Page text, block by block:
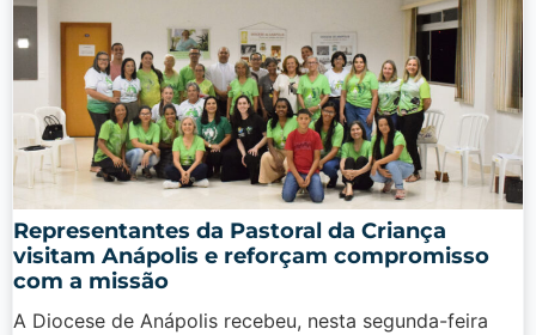
Representantes da Pastoral da Criança
visitam Anápolis e reforçam compromisso
com a missão
A Diocese de Anápolis recebeu, nesta segunda-feira